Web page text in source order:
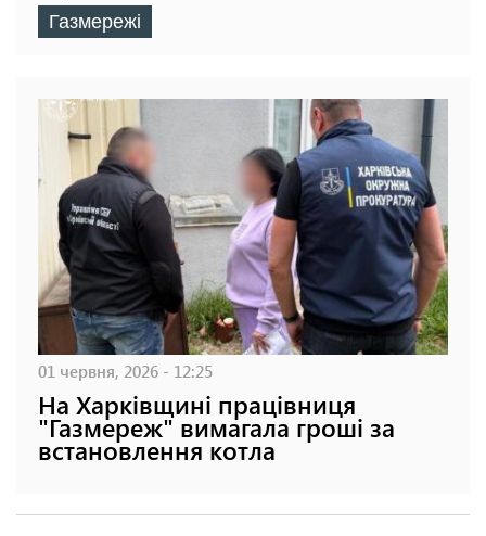
Газмережі
01 червня, 2026 - 12:25
На Харківщині працівниця
"Газмереж" вимагала гроші за
встановлення котла